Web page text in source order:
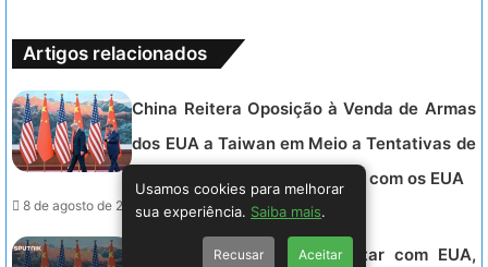
Artigos relacionados
China Reitera Oposição à Venda de Armas
dos EUA a Taiwan em Meio a Tentativas de
Fortalecer Relações Militares com os EUA
8 de agosto de 2026 - 03:15.
Pequim Aceita Diálogo Militar com EUA,
Usamos cookies para melhorar
sua experiência. Saiba mais.
Recusar Aceitar